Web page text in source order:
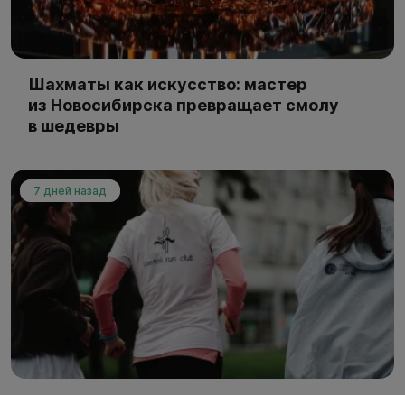
Шахматы как искусство: мастер
из Новосибирска превращает смолу
в шедевры
7 дней назад